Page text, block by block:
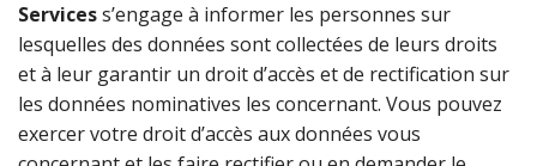
Servicess’engage à informer les personnes sur
lesquelles des données sont collectées de leurs droits
et à leur garantir un droit d’accès et de rectification sur
les données nominatives les concernant. Vous pouvez
exercer votre droit d’accès aux données vous